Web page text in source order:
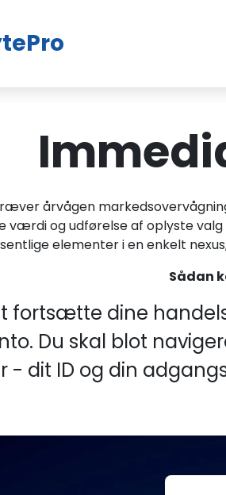
årvågen
værdi og udførelse af oplyste
elementer i en enkelt
Sådan
fortsætte dine
Du skal blot
- dit ID og din